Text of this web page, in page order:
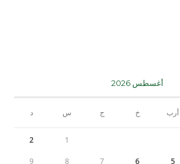
أغسطس 2026
أرب خ ج س د
1
2
5
6
7
8
9